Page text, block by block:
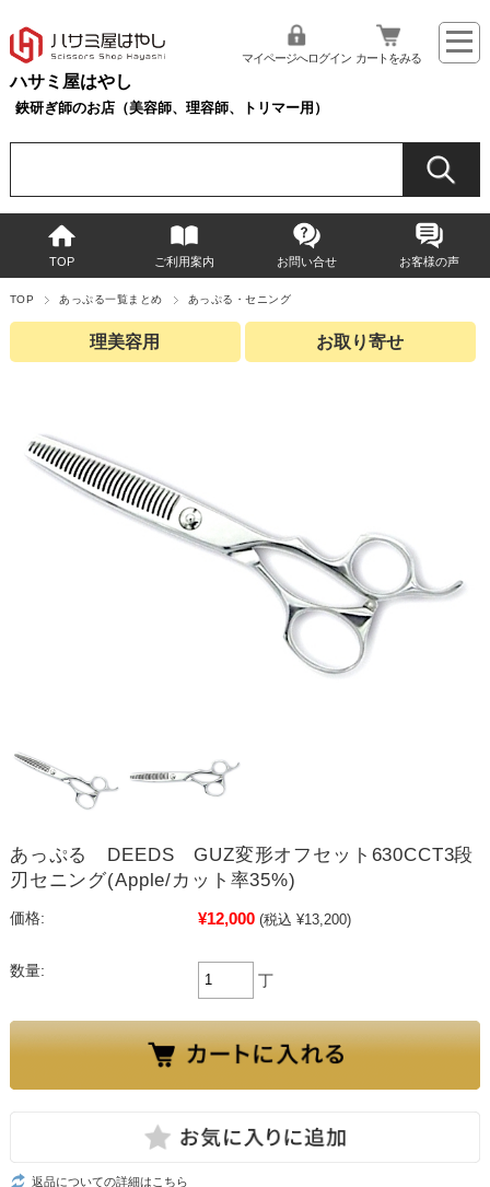
ハサミ屋はやし
鋏研ぎ師のお店（美容師、理容師、トリマー用）
マイページへログイン カートをみる
TOP ご利用案内 お問い合せ お客様の声
TOP あっぷる一覧まとめ あっぷる・セニング
理美容用 お取り寄せ
あっぷる DEEDS GUZ変形オフセット630CCT3段
刃セニング(Apple/カット率35%)
価格: ¥12,000 (税込 ¥13,200)
数量:
丁
返品についての詳細はこちら